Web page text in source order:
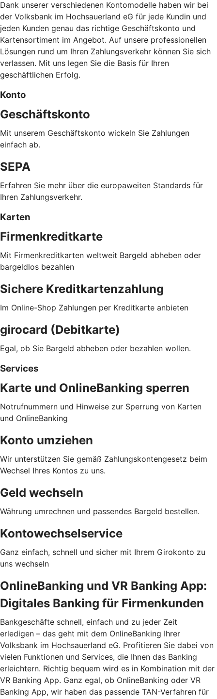
Dank unserer verschiedenen Kontomodelle haben wir bei
der Volksbank im Hochsauerland eG für jede Kundin und
jeden Kunden genau das richtige Geschäftskonto und
Kartensortiment im Angebot. Auf unsere professionellen
Lösungen rund um Ihren Zahlungsverkehr können Sie sich
verlassen. Mit uns legen Sie die Basis für Ihren
geschäftlichen Erfolg.
Konto
Geschäftskonto
Mit unserem Geschäftskonto wickeln Sie Zahlungen
einfach ab.
SEPA
Erfahren Sie mehr über die europaweiten Standards für
Ihren Zahlungsverkehr.
Karten
Firmenkreditkarte
Mit Firmenkreditkarten weltweit Bargeld abheben oder
bargeldlos bezahlen
Sichere Kreditkartenzahlung
Im Online-Shop Zahlungen per Kreditkarte anbieten
girocard (Debitkarte)
Egal, ob Sie Bargeld abheben oder bezahlen wollen.
Services
Karte und OnlineBanking sperren
Notrufnummern und Hinweise zur Sperrung von Karten
und OnlineBanking
Konto umziehen
Wir unterstützen Sie gemäß Zahlungskontengesetz beim
Wechsel Ihres Kontos zu uns.
Geld wechseln
Währung umrechnen und passendes Bargeld bestellen.
Kontowechselservice
Ganz einfach, schnell und sicher mit Ihrem Girokonto zu
uns wechseln
OnlineBanking und VR Banking App:
Digitales Banking für Firmenkunden
Bankgeschäfte schnell, einfach und zu jeder Zeit
erledigen – das geht mit dem OnlineBanking Ihrer
Volksbank im Hochsauerland eG. Profitieren Sie dabei von
vielen Funktionen und Services, die Ihnen das Banking
erleichtern. Richtig bequem wird es in Kombination mit der
VR Banking App. Ganz egal, ob OnlineBanking oder VR
Banking App, wir haben das passende TAN-Verfahren für